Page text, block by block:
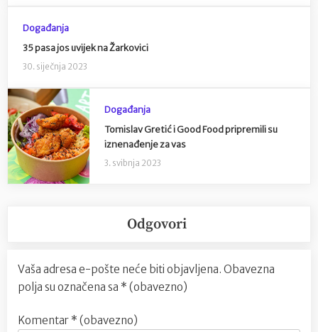
Događanja
35 pasa jos uvijek na Žarkovici
30. siječnja 2023
Događanja
Tomislav Gretić i Good Food pripremili su
iznenađenje za vas
3. svibnja 2023
Odgovori
Vaša adresa e-pošte neće biti objavljena. Obavezna
polja su označena sa * (obavezno)
Komentar * (obavezno)